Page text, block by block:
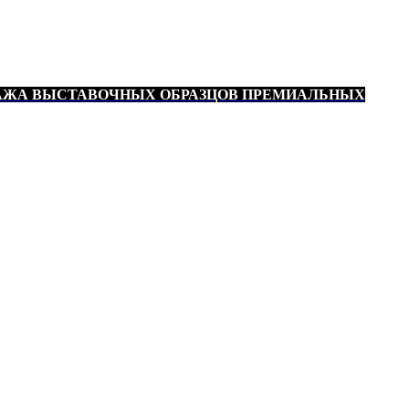
ВЫСТАВОЧНЫХ ОБРАЗЦОВ ПРЕМИАЛЬНЫХ